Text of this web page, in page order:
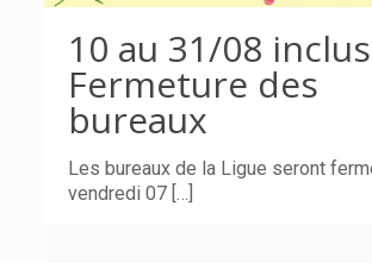
10 au 31/08
Fermeture des
bureaux
Les bureaux de la Ligue seront
vendredi 07 […]